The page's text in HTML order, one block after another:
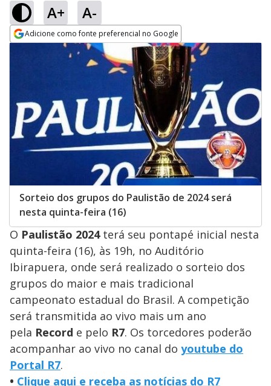
A+ A-
Adicione como fonte preferencial no Google
Opens in new window
Sorteio dos grupos do Paulistão de 2024 será
nesta quinta-feira (16)
O Paulistão 2024terá seu pontapé inicial nesta
quinta-feira (16), às 19h, no Auditório
Ibirapuera, onde será realizado o sorteio dos
grupos do maior e mais tradicional
campeonato estadual do Brasil. A competição
será transmitida ao vivo mais um ano
pela Record e pelo R7. Os torcedores poderão
acompanhar ao vivo no canal do youtube do
Portal R7.
• Clique aqui e receba as notícias do R7